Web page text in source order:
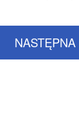
NASTĘPNA